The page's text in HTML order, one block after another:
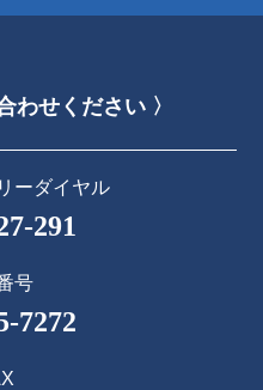
わせください 〉
ーダイヤル
291
号
7272